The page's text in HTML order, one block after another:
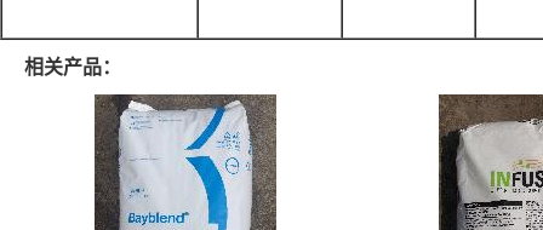
相关产品：